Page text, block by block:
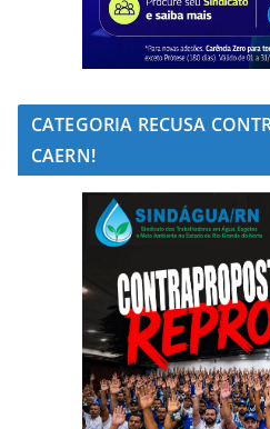
CATEGORIA RECUSA
CAERN!